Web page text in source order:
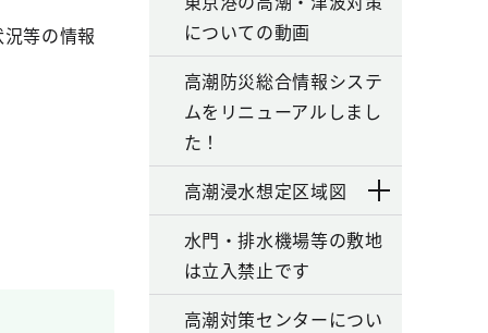
等の情報
についての動画
高潮防災総合情報システ
ムをリニューアルしまし
た！
高潮浸水想定区域図
水門・排水機場等の敷地
は立入禁止です
高潮対策センターについ